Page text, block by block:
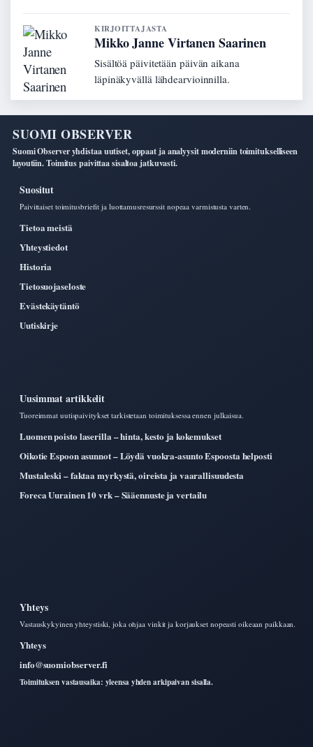
KIRJOITTAJASTA
Mikko Janne Virtanen Saarinen
Sisältöä päivitetään päivän aikana
läpinäkyvällä lähdearvioinnilla.
SUOMI OBSERVER
Suomi Observer yhdistaa uutiset, oppaat ja analyysit moderniin toimitukselliseen
layoutiin. Toimitus paivittaa sisaltoa jatkuvasti.
Suositut
Paivittaiset toimitusbriefit ja luottamusresurssit nopeaa varmistusta varten.
Tietoa meistä
Yhteystiedot
Historia
Tietosuojaseloste
Evästekäytäntö
Uutiskirje
Uusimmat artikkelit
Tuoreimmat uutispaivitykset tarkistetaan toimituksessa ennen julkaisua.
Luomen poisto laserilla – hinta, kesto ja kokemukset
Oikotie Espoon asunnot – Löydä vuokra-asunto Espoosta helposti
Mustaleski – faktaa myrkystä, oireista ja vaarallisuudesta
Foreca Uurainen 10 vrk – Sääennuste ja vertailu
Yhteys
Vastauskykyinen yhteystiski, joka ohjaa vinkit ja korjaukset nopeasti oikeaan paikkaan.
Yhteys
info@suomiobserver.fi
Toimituksen vastausaika: yleensa yhden arkipaivan sisalla.